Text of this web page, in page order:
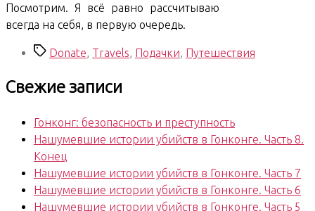
Посмотрим. Я всё равно рассчитываю
всегда на себя, в первую очередь.
МеткиDonate Travels Подачки Путешествия
Свежие записи
Гонконг: безопасность и преступность
Нашумевшие истории убийств в Гонконге. Часть 8.
Конец
Нашумевшие истории убийств в Гонконге. Часть 7
Нашумевшие истории убийств в Гонконге. Часть 6
Нашумевшие истории убийств в Гонконге. Часть 5